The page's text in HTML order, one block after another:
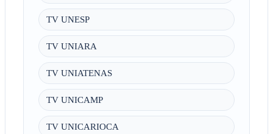
TV UNESP
TV UNIARA
TV UNIATENAS
TV UNICAMP
TV UNICARIOCA